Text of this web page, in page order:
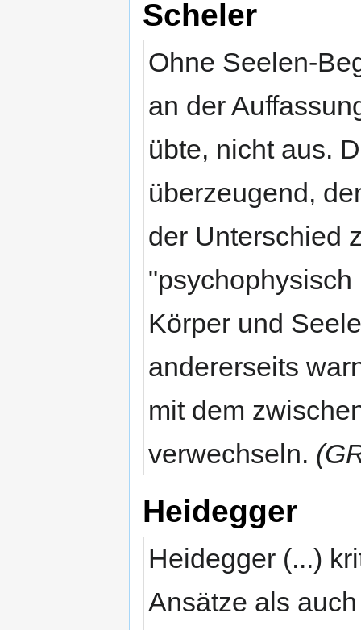
Scheler
Ohne Seelen-
an der
übte, nicht aus.
überzeugend,
der Unterschied
Körper und
andererseits
mit dem
verwechseln.
Heidegger
Heidegger (...)
Ansätze als